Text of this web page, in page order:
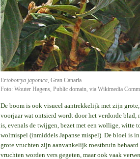
Eriobotrya japonica , Gran Canaria
Foto: Wouter Hagens, Public domain, via Wikimedia
De boom is ook visueel aantrekkelijk met zijn
voorjaar wat ontsierd wordt door het verdorde
is, evenals de twijgen, bezet met een wollige, witte
wolmispel (inmiddels Japanse mispel). De bloei is
grote vruchten zijn aanvankelijk roestbruin
vruchten worden vers gegeten, maar ook vaak